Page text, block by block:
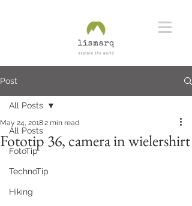
Post
All Posts
FotoTip
TechnoTip
Hiking
All Posts
Fototip 36, camera in wielershirt
May 24, 20182 min read